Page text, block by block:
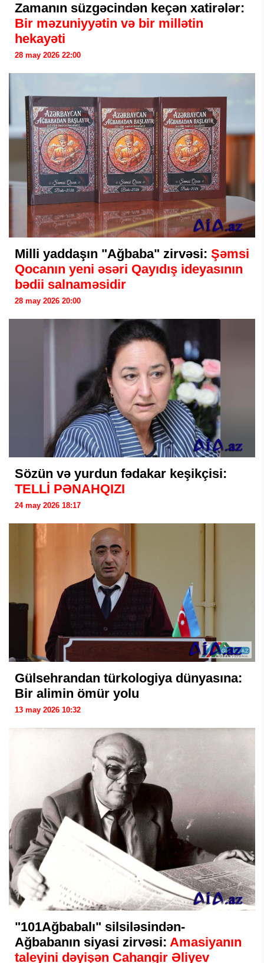
Zamanın süzgəcindən keçən xatirələr:
Bir məzuniyyətin və bir millətin
hekayəti
28 may 2026 22:00
Milli yaddaşın "Ağbaba" zirvəsi: Şəmsi
Qocanın yeni əsəri Qayıdış ideyasının
bədii salnaməsidir
28 may 2026 20:00
Sözün və yurdun fədakar keşikçisi:
TELLİ PƏNAHQIZI
24 may 2026 18:17
Gülsehrandan türkologiya dünyasına:
Bir alimin ömür yolu
13 may 2026 10:32
"101Ağbabalı" silsiləsindən-
Ağbabanın siyasi zirvəsi: Amasiyanın
taleyini dəyişən Cahangir Əliyev